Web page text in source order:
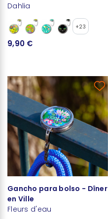
Dahlia
+23
9,90 €
Gancho para bolso - Dîner
en Ville
Fleurs d'eau